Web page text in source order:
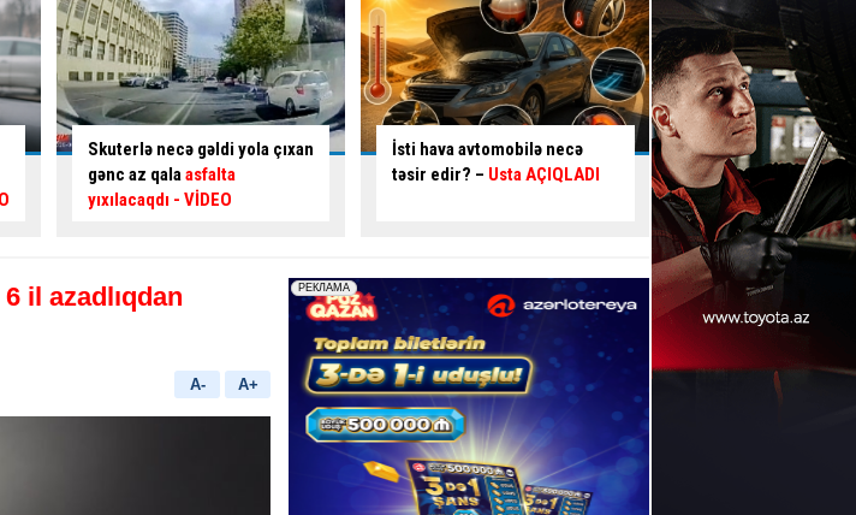
İsti hava avtomobilə necə
təsir edir? –Usta AÇIQLADI
Ölümlə yadda qalan yolda
təhlükəli ötmə - Sürücüqəza
Yolu bağladı, geriyə
qəza şəraiti yaratdı
189 - VİDEO
6 il azadlıqdan
A- A+